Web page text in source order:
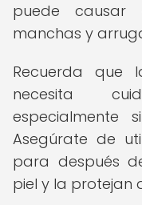
puede causar
manchas y
Recuerda que
necesita
especialmente
Asegúrate de
para después
piel y la protejan